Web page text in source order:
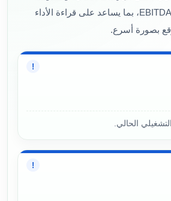
وEBITDA وEBITDA Forecast، بما يساعد على قراءة الأداء
بصورة أسرع.
!
الحالي.
!